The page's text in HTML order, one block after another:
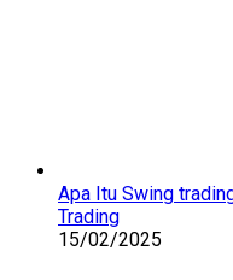
Apa Itu Swing
Trading
15/02/2025